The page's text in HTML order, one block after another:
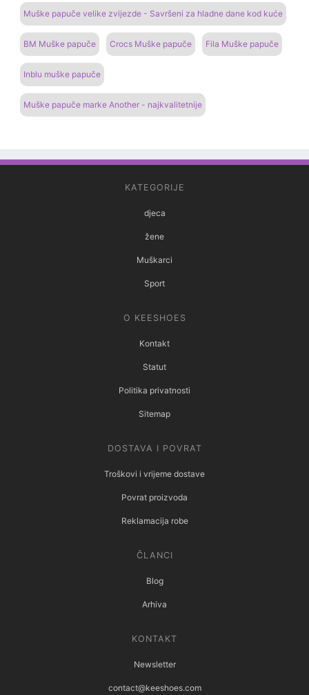
Muške papuče velike zvijezde - Savršeni za hladne dane kod kuće
BM Muške papuče Crocs Muške papuče Fila Muške papuče
Inblu muške papuče
Muške papuče marke Another - najkvalitetnije
KATEGORIJE
djeca
žene
Muškarci
Sport
O KEESHOES
Kontakt
Statut
Politika privatnosti
Sitemap
DOSTAVA I POVRAT
Troškovi i vrijeme dostave
Povrat proizvoda
Reklamacija robe
ČLANCI
Blog
Arhiva
KONTAKT
Newsletter
contact@keeshoes.com